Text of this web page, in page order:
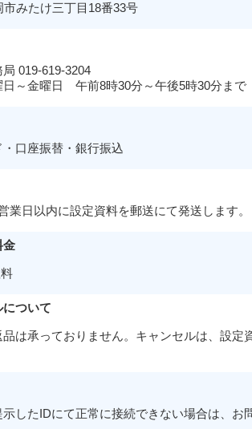
みたけ三丁目18番33号
019-619-3204
日～金曜日 午前8時30分～午後5時30分ま
口座振替・銀行振込
業日以内に設定資料を郵送にて発送します。
金
ついて
は承っておりません。キャンセルは、設定
したIDにて正常に接続できない場合は、お